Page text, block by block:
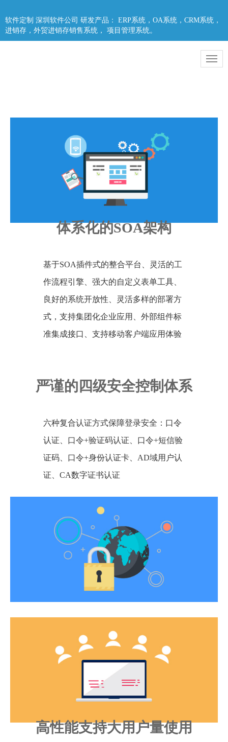
软件定制 深圳软件公司 研发产品： ERP系统，OA系统，CRM系统，
进销存，外贸进销存销售系统， 项目管理系统。
体系化的SOA架构
基于SOA插件式的整合平台、灵活的工
作流程引擎、强大的自定义表单工具、
良好的系统开放性、灵活多样的部署方
式，支持集团化企业应用、外部组件标
准集成接口、支持移动客户端应用体验
严谨的四级安全控制体系
六种复合认证方式保障登录安全：口令
认证、口令+验证码认证、口令+短信验
证码、口令+身份认证卡、AD域用户认
证、CA数字证书认证
高性能支持大用户量使用